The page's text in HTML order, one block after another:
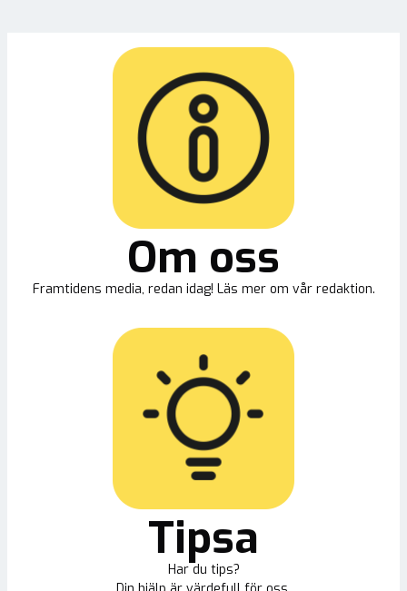
Om oss
Framtidens media, redan idag! Läs mer om vår redaktion.
Tipsa
Har du tips?